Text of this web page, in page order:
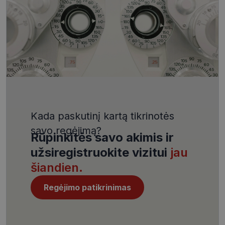
Kada paskutinį kartą tikrinotės
savo regėjimą?
Rūpinkitės savo akimis ir
užsiregistruokite vizitui jau
šiandien.
Regėjimo patikrinimas
VISITOR_PRIVACY_METADATA
YouTube
.youtube.com
5 mėnesiai
4 savaitės
CookieScriptConsent
www.visionexpress.lt